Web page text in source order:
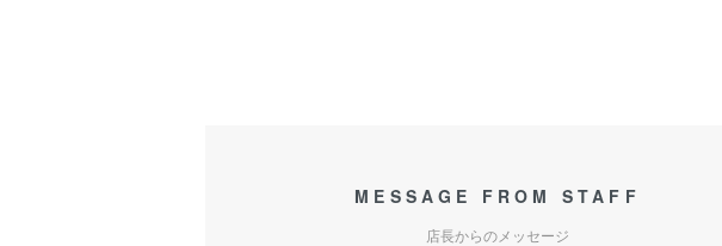
MESSAGE FROM STAFF
店長からのメッセージ